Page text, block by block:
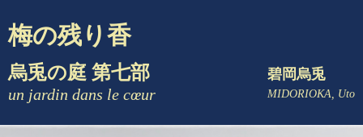
梅の残り香
烏兎の庭 第七部
un jardin dans le cœur
碧岡烏兎
MIDORIOKA, Uto